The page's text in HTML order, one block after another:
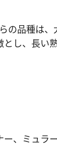
の品種は
し、長い
、ミュラ